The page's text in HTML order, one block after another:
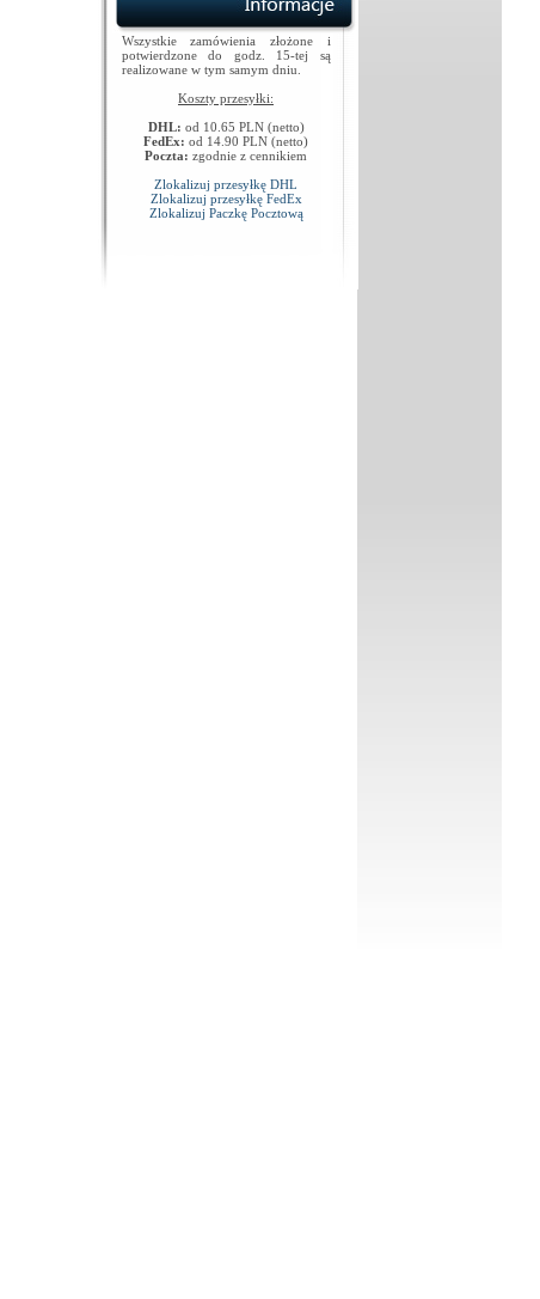
Wszystkie zamówienia złożone i
potwierdzone do godz. 15-tej są
realizowane w tym samym dniu.
Koszty przesyłki:
DHL: od 10.65 PLN (netto)
FedEx: od 14.90 PLN (netto)
Poczta: zgodnie z cennikiem
Zlokalizuj przesyłkę DHL
Zlokalizuj przesyłkę FedEx
Zlokalizuj Paczkę Pocztową